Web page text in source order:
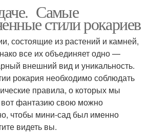
Самые
стили рокариев
состоящие из растений и камней,
все их объединяет одно —
внешний вид и уникальность.
рокария необходимо соблюдать
правила, о которых мы
фантазию свою можно
чтобы мини-сад был именно
видеть вы.